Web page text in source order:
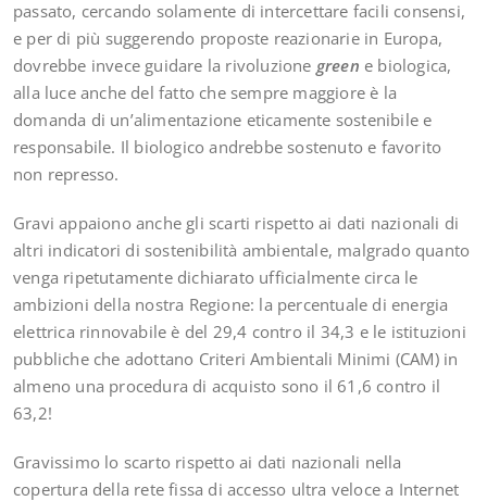
passato, cercando solamente di intercettare facili consensi,
e per di più suggerendo proposte reazionarie in Europa,
dovrebbe invece guidare la rivoluzione green e biologica,
alla luce anche del fatto che sempre maggiore è la
domanda di un’alimentazione eticamente sostenibile e
responsabile. Il biologico andrebbe sostenuto e favorito
non represso.
Gravi appaiono anche gli scarti rispetto ai dati nazionali di
altri indicatori di sostenibilità ambientale, malgrado quanto
venga ripetutamente dichiarato ufficialmente circa le
ambizioni della nostra Regione: la percentuale di energia
elettrica rinnovabile è del 29,4 contro il 34,3 e le istituzioni
pubbliche che adottano Criteri Ambientali Minimi (CAM) in
almeno una procedura di acquisto sono il 61,6 contro il
63,2!
Gravissimo lo scarto rispetto ai dati nazionali nella
copertura della rete fissa di accesso ultra veloce a Internet